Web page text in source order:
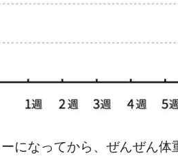
になってから、ぜんぜん